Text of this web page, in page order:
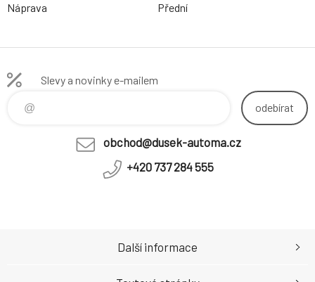
Náprava
Přední
Slevy a novinky e-mailem
odebírat
obchod@dusek-automa.cz
+420 737 284 555
Další informace